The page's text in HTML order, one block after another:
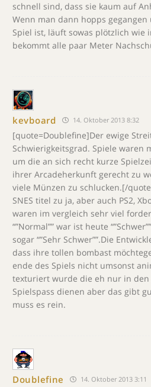
schnell sind, dass sie kaum auf
Wenn man dann hopps
Spiel ist, läuft sowas plötzlich wie
bekommt alle paar Meter
kevboard 14. Oktober 2013 8:32
[quote=Doublefine]Der ewige
Schwierigkeitsgrad. Spiele waren
um die an sich recht kurze
ihrer Arcadeherkunft gerecht zu
viele Münzen zu schlucken.[/
SNES titel zu ja, aber auch PS2,
waren im vergleich sehr viel
“”Normal”” war ist heute
sogar “”Sehr Schwer””.Die
dass ihre tollen bombast
ende des Spiels nicht umsonst
texturiert wurde die eh nur in den
Spielspass dienen aber das gibt
muss es rein.
Doublefine 14. Oktober 2013 3:11